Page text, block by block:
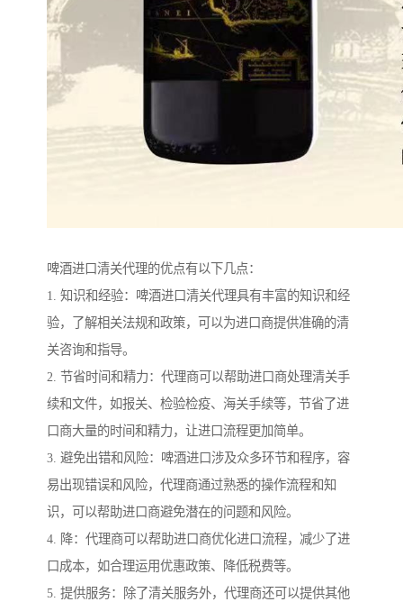
啤酒进口清关代理的优点有以下几点：
1. 知识和经验：啤酒进口清关代理具有丰富的知识和经
验，了解相关法规和政策，可以为进口商提供准确的清
关咨询和指导。
2. 节省时间和精力：代理商可以帮助进口商处理清关手
续和文件，如报关、检验检疫、海关手续等，节省了进
口商大量的时间和精力，让进口流程更加简单。
3. 避免出错和风险：啤酒进口涉及众多环节和程序，容
易出现错误和风险，代理商通过熟悉的操作流程和知
识，可以帮助进口商避免潜在的问题和风险。
4. 降：代理商可以帮助进口商优化进口流程，减少了进
口成本，如合理运用优惠政策、降低税费等。
5. 提供服务：除了清关服务外，代理商还可以提供其他